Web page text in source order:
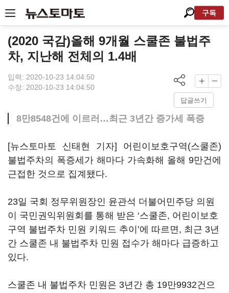
구독
(2020 국감)올해 9개월 스쿨존 불법주
차, 지난해 전체의 1.4배
입력: 2020-10-23 14:04:50
수정: 2020-10-23 14:04:50
답글쓰기
8만8548건에 이르러…최근 3년간 증가세 폭증
[뉴스토마토 신태현 기자] 어린이보호구역(스쿨존)
불법주차의 폭증세가 해마다 가속화해 올해 9만건에
근접한 것으로 집계됐다.
23일 국회 정무위원장인 윤관석 더불어민주당 의원
이 국민권익위원회를 통해 받은 ‘스쿨존, 어린이보호
구역 불법주차 민원 키워드 추이’에 따르면, 최근 3년
간 스쿨존 내 불법주차 민원 접수가 해마다 급증하고
있다.
스쿨존 내 불법주차 민원은 3년간 총 19만9932건으